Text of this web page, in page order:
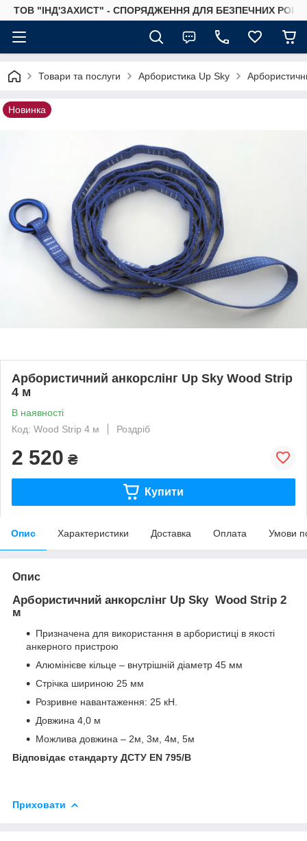
ТОВ "ІНД'ЗАХИСТ" - СПОРЯДЖЕННЯ ДЛЯ БЕЗПЕЧНИХ
Товари та послуги Арбористика Up Sky
Новинка
Арбористичний анкорслінг Up Sky Wood Strip
4 м
В наявності
Код: Wood Strip 4 м
Роздріб
2 520 ₴
Купити
Опис Характеристики Доставка Оплата Умови
Опис
Арбористичний анкорслінг Up Sky Wood Strip 2
м
Призначена для використання в арбористиці в якості
анкерного пристрою
Алюмінієве кільце – внутрішній діаметр 45 мм
Стрічка шириною 25 мм
Розривне навантаження: 25 кН.
​Довжина 4,0 м
Можлива довжина – 2м, 3м, 4м, 5м
Відповідає стандарту ДСТУ EN 795/В
Приховати